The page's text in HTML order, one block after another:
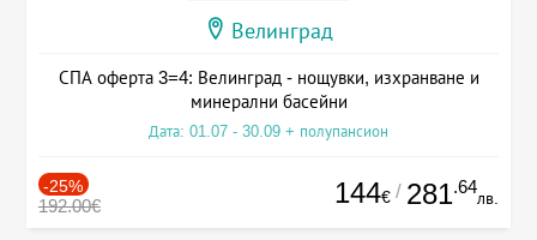
Велинград
СПА оферта 3=4: Велинград - нощувки, изхранване и
минерални басейни
Дата: 01.07 - 30.09 + полупансион
-25%
192.00€ 144€ / 281.64
лв.